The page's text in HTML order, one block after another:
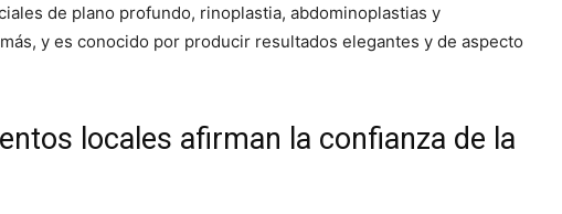
de plano profundo, rinoplastia, abdominoplastias y
y es conocido por producir resultados elegantes y de aspecto
locales afirman la confianza de la